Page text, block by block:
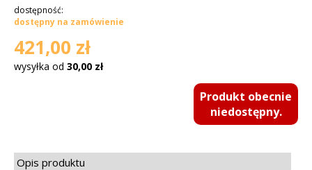
dostępność:
dostępny na zamówienie
421,00 zł
wysyłka od 30,00 zł
Produkt obecnie
niedostępny.
Opis produktu